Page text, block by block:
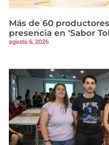
Más de 60
presencia en ‘Sabor
agosto 6, 2026